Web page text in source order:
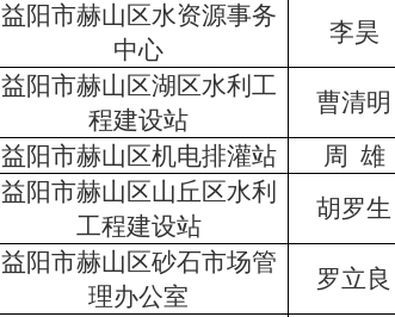
益阳市赫山区水资源事务
中心
李昊
益阳市赫山区湖区水利工
程建设站
曹清明
益阳市赫山区机电排灌站 周 雄
益阳市赫山区山丘区水利
工程建设站
胡罗生
益阳市赫山区砂石市场管
理办公室
罗立良